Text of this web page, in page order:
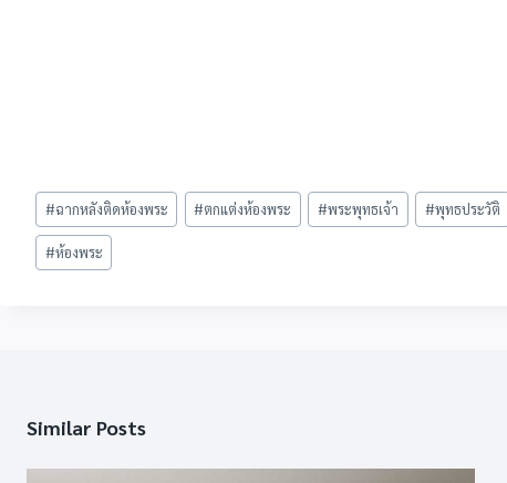
Post
Tags:
#ฉากหลังติดห้องพระ #ตกแต่งห้องพระ #พระพุทธเจ้า #พุทธประวัติ
#ห้องพระ
Similar Posts